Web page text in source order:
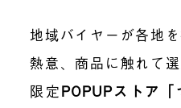
地域バイヤーが各地
熱意、商品に触れて
限定POPUPストア